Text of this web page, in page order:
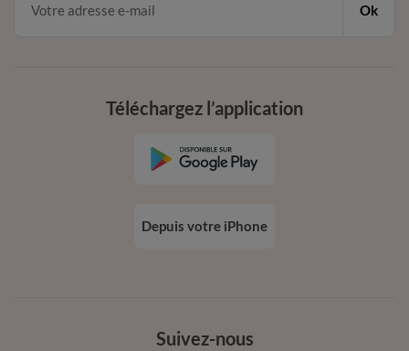
Ok
Suivez-nous
Téléchargez l’application
Depuis votre iPhone